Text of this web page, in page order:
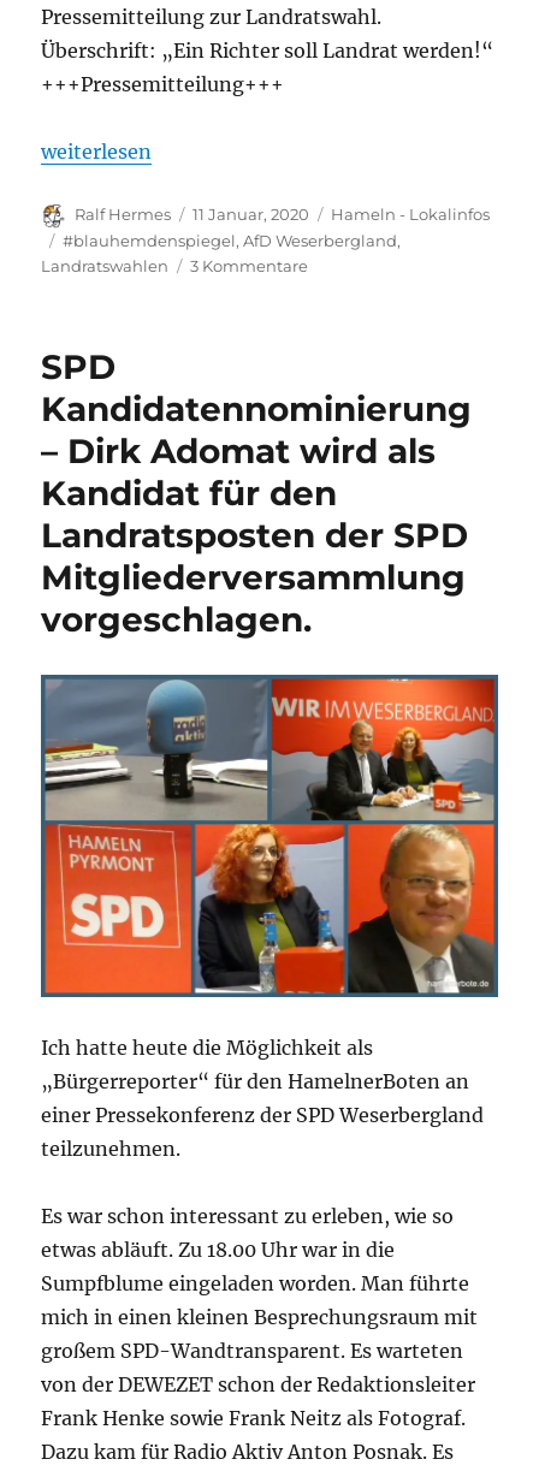
Pressemitteilung zur Landratswahl.
Überschrift: „Ein Richter soll Landrat werden!“
+++Pressemitteilung+++
„Wie umgehen mit dem AfD Landratskandidaten?“
weiterlesen
Autor
Ralf Hermes
Veröffentlicht
am
11 Januar, 2020 Kategorien
Hameln - Lokalinfos
Schlagwörter
#blauhemdenspiegel,AfD Weserbergland,
Landratswahlen
3 Kommentarezu
AfD
Landratskandidaten?
SPD
Kandidatennominierung
– Dirk Adomat wird als
Kandidat für den
Landratsposten der SPD
Mitgliederversammlung
vorgeschlagen.
Ich hatte heute die Möglichkeit als
„Bürgerreporter“ für den HamelnerBoten an
einer Pressekonferenz der SPD Weserbergland
teilzunehmen.
Es war schon interessant zu erleben, wie so
etwas abläuft. Zu 18.00 Uhr war in die
Sumpfblume eingeladen worden. Man führte
mich in einen kleinen Besprechungsraum mit
großem SPD-Wandtransparent. Es warteten
von der DEWEZET schon der Redaktionsleiter
Frank Henke sowie Frank Neitz als Fotograf.
Dazu kam für Radio Aktiv Anton Posnak. Es